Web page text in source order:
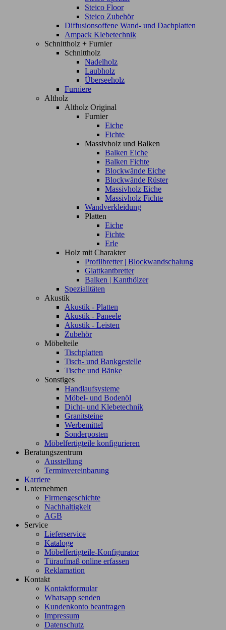
Steico Floor
Steico Zubehör
Diffusionsoffene Wand- und Dachplatten
Ampack Klebetechnik
Schnittholz + Furnier
Schnittholz
Nadelholz
Laubholz
Überseeholz
Furniere
Altholz
Altholz Original
Furnier
Eiche
Fichte
Massivholz und Balken
Balken Eiche
Balken Fichte
Blockwände Eiche
Blockwände Rüster
Massivholz Eiche
Massivholz Fichte
Wandverkleidung
Platten
Eiche
Fichte
Erle
Holz mit Charakter
Profilbretter | Blockwandschalung
Glattkantbretter
Balken | Kanthölzer
Spezialitäten
Akustik
Akustik - Platten
Akustik - Paneele
Akustik - Leisten
Zubehör
Möbelteile
Tischplatten
Tisch- und Bankgestelle
Tische und Bänke
Sonstiges
Handlaufsysteme
Möbel- und Bodenöl
Dicht- und Klebetechnik
Granitsteine
Werbemittel
Sonderposten
Möbelfertigteile konfigurieren
Beratungszentrum
Ausstellung
Terminvereinbarung
Karriere
Unternehmen
Firmengeschichte
Nachhaltigkeit
AGB
Service
Lieferservice
Kataloge
Möbelfertigteile-Konfigurator
Türaufmaß online erfassen
Reklamation
Kontakt
Kontaktformular
Whatsapp senden
Kundenkonto beantragen
Impressum
Datenschutz